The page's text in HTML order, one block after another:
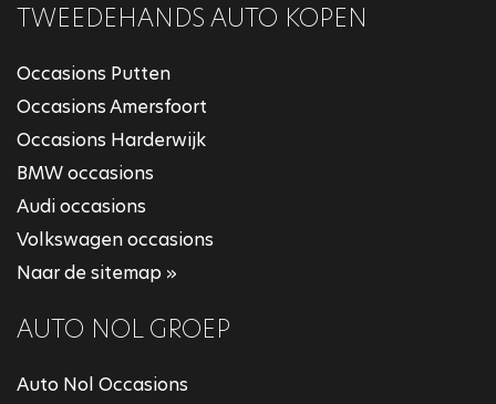
TWEEDEHANDS AUTO KOPEN
Occasions Putten
Occasions Amersfoort
Occasions Harderwijk
BMW occasions
Audi occasions
Volkswagen occasions
Naar de sitemap »
AUTO NOL GROEP
Auto Nol Occasions